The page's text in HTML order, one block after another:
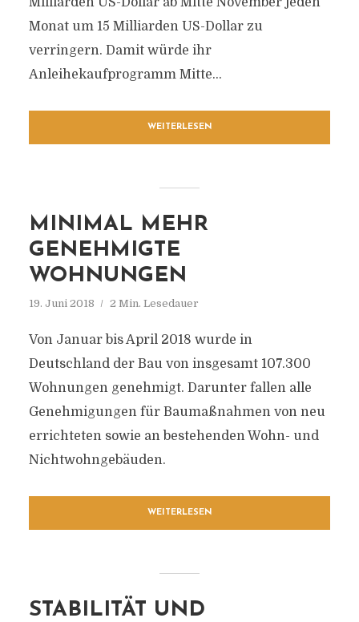
Monat um 15 Milliarden US-Dollar zu
verringern. Damit würde ihr
Anleihekaufprogramm Mitte...
WEITERLESEN
MINIMAL MEHR
GENEHMIGTE
WOHNUNGEN
19. Juni 2018 2 Min. Lesedauer
Von Januar bis April 2018 wurde in
Deutschland der Bau von insgesamt 107.300
Wohnungen genehmigt. Darunter fallen alle
Genehmigungen für Baumaßnahmen von neu
errichteten sowie an bestehenden Wohn- und
Nichtwohngebäuden.
WEITERLESEN
STABILITÄT UND